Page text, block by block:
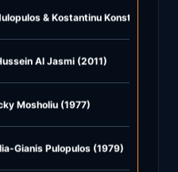
& Kostantinu Konstantina
Al Jasmi (2011)
Mosholiu (1977)
Gianis Pulopulos (1979)